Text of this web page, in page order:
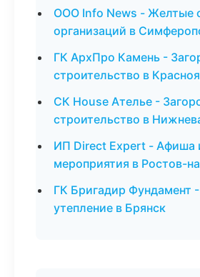
ООО Info News - Желтые
организаций в
ГК АрхПро Камень -
строительство в
СК House Ателье -
строительство в
ИП Direct Expert - Афиша
мероприятия в Ростов-
ГК Бригадир Фундамент
утепление в Брянск